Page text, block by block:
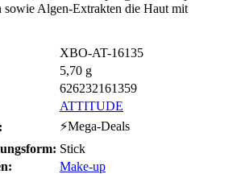
Algen-Extrakten die Haut mit
XBO-AT-16135
5,70 g
626232161359
ATTITUDE
⚡Mega-Deals
Stick
Make-up